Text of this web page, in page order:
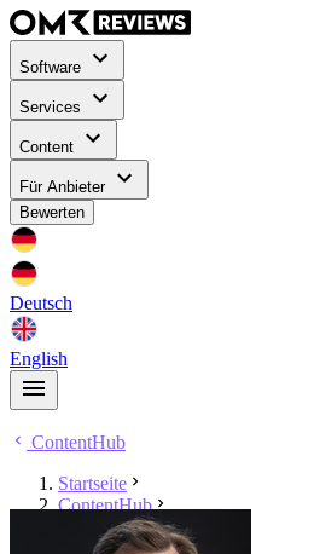
Software
Services
Content
Für Anbieter
Bewerten
Deutsch
English
ContentHub
Startseite
ContentHub
Alexander Graf